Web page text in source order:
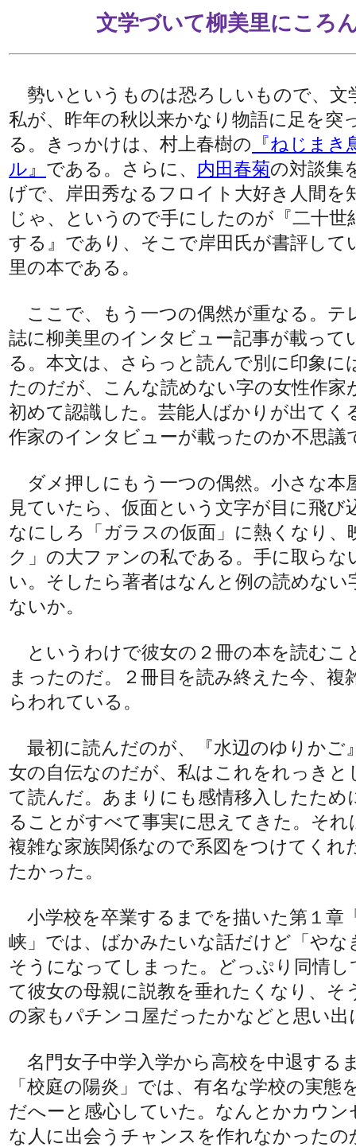
文学づいて柳美里にころ
勢いというものは恐ろしいもので、文
私が、昨年の秋以来かなり物語に足を突
る。きっかけは、村上春樹の 『ねじま
ル』 である。さらに、 内田春菊の対談集
げで、岸田秀なるフロイト大好き人間を
じゃ、というので手にしたのが『二十世
する』であり、そこで岸田氏が書評して
里の本である。
ここで、もう一つの偶然が重なる。テ
誌に柳美里のインタビュー記事が載って
る。本文は、さらっと読んで別に印象に
たのだが、こんな読めない字の女性作家
初めて認識した。芸能人ばかりが出てく
作家のインタビューが載ったのか不思議
ダメ押しにもう一つの偶然。小さな本
見ていたら、仮面という文字が目に飛び
なにしろ「ガラスの仮面」に熱くなり、
ク」の大ファンの私である。手に取らな
い。そしたら著者はなんと例の読めない
ないか。
というわけで彼女の２冊の本を読むこ
まったのだ。２冊目を読み終えた今、複
らわれている。
最初に読んだのが、『水辺のゆりかご
女の自伝なのだが、私はこれをれっきと
て読んだ。あまりにも感情移入したため
ることがすべて事実に思えてきた。それ
複雑な家族関係なので系図をつけてくれ
たかった。
小学校を卒業するまでを描いた第１章
峡」では、ばかみたいな話だけど「やな
そうになってしまった。どっぷり同情
て彼女の母親に説教を垂れたくなり、そ
の家もパチンコ屋だったかなどと思い出
名門女子中学入学から高校を中退する
「校庭の陽炎」では、有名な学校の実態
だへーと感心していた。なんとかカウン
な人に出会うチャンスを作れなかったの